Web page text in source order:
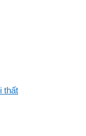
thất